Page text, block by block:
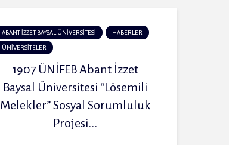
ABANT İZZET BAYSAL ÜNİVERSİTESİ
HABERLER
ÜNİVERSİTELER
1907 ÜNİFEB Abant İzzet
Baysal Üniversitesi “Lösemili
Melekler” Sosyal Sorumluluk
Projesi...